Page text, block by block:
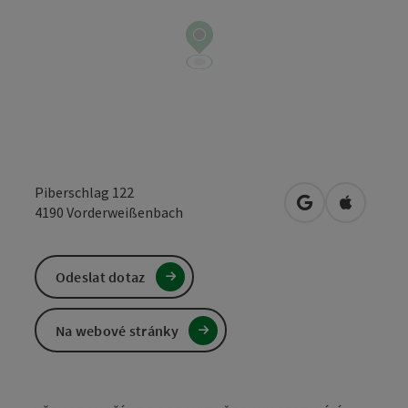
Piberschlag 122
4190 Vorderweißenbach Otevřít vOtevřít v
Odeslat dotaz
Na webové stránky